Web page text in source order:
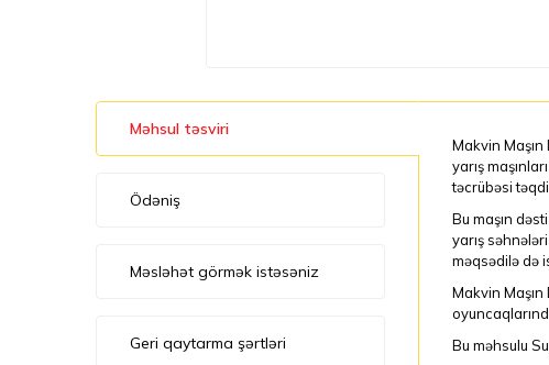
Məhsul təsviri
Ödəniş
Məsləhət görmək istəsəniz
Geri qaytarma şərtləri
Makvin Maşın
yarış
təcrübəsi
Bu maşın
yarış
məqsədilə də
Makvin
Bu məhsulu